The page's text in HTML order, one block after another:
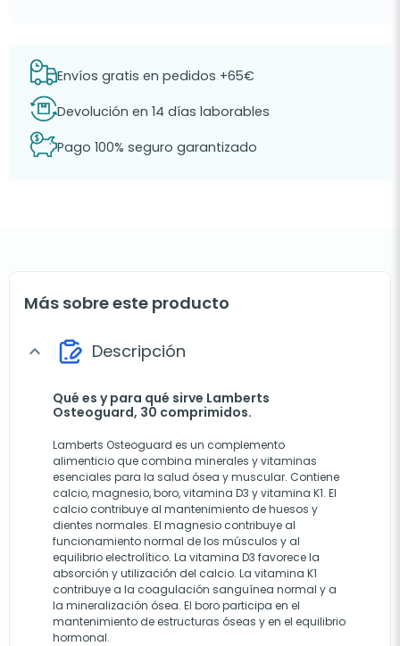
Envíos gratis en pedidos +65€
Devolución en 14 días laborables
Pago 100% seguro garantizado
Más sobre este producto
expand_more Descripción
Qué es y para qué sirve Lamberts
Osteoguard, 30 comprimidos.
Lamberts Osteoguard es un complemento
alimenticio que combina minerales y vitaminas
esenciales para la salud ósea y muscular. Contiene
calcio, magnesio, boro, vitamina D3 y vitamina K1. El
calcio contribuye al mantenimiento de huesos y
dientes normales. El magnesio contribuye al
funcionamiento normal de los músculos y al
equilibrio electrolítico. La vitamina D3 favorece la
absorción y utilización del calcio. La vitamina K1
contribuye a la coagulación sanguínea normal y a
la mineralización ósea. El boro participa en el
mantenimiento de estructuras óseas y en el equilibrio
hormonal.